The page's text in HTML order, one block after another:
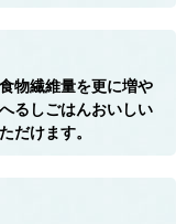
物繊維量を更に増や
るしごはんおいしい
だけます。